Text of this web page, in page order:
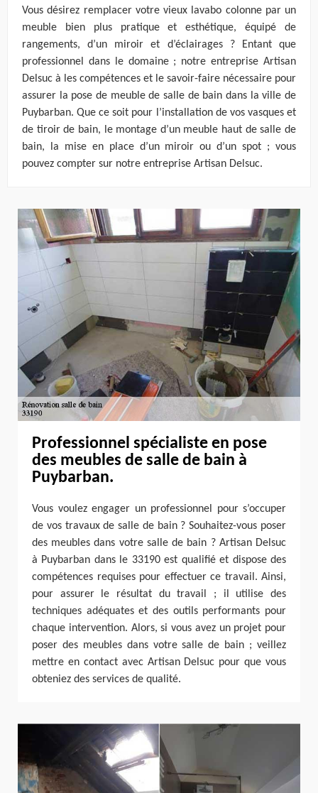
Vous désirez remplacer votre vieux lavabo colonne par un
meuble bien plus pratique et esthétique, équipé de
rangements, d’un miroir et d’éclairages ? Entant que
professionnel dans le domaine ; notre entreprise Artisan
Delsuc à les compétences et le savoir-faire nécessaire pour
assurer la pose de meuble de salle de bain dans la ville de
Puybarban. Que ce soit pour l’installation de vos vasques et
de tiroir de bain, le montage d’un meuble haut de salle de
bain, la mise en place d’un miroir ou d’un spot ; vous
pouvez compter sur notre entreprise Artisan Delsuc.
Professionnel spécialiste en pose
des meubles de salle de bain à
Puybarban.
Vous voulez engager un professionnel pour s’occuper
de vos travaux de salle de bain ? Souhaitez-vous poser
des meubles dans votre salle de bain ? Artisan Delsuc
à Puybarban dans le 33190 est qualifié et dispose des
compétences requises pour effectuer ce travail. Ainsi,
pour assurer le résultat du travail ; il utilise des
techniques adéquates et des outils performants pour
chaque intervention. Alors, si vous avez un projet pour
poser des meubles dans votre salle de bain ; veillez
mettre en contact avec Artisan Delsuc pour que vous
obteniez des services de qualité.